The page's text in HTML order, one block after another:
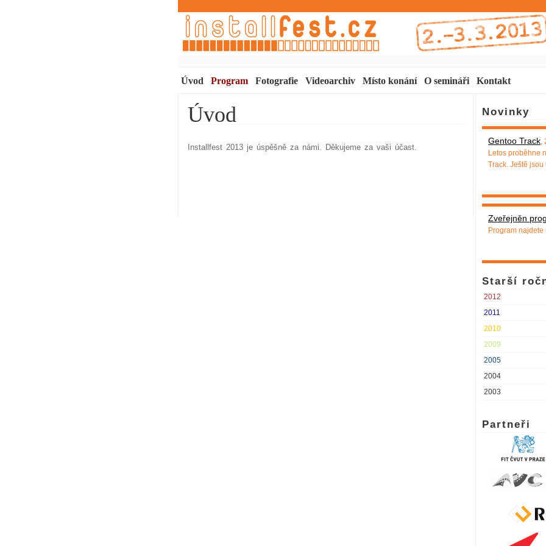
Úvod Program Fotografie Videoarchiv Místo konání O semináři Kontakt
Novinky
Gentoo Track,
Letos proběhne
Track. Ještě jsou
Zveřejněn
Program
Starší
2012
2011
2010
2009
2005
2004
2003
Partneři
Úvod
Installfest 2013 je úspěšně za námi. Děkujeme za vaši účast.